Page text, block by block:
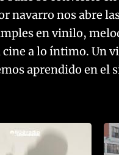
navarro nos abre
en vinilo,
a lo íntimo. Un
aprendido en el